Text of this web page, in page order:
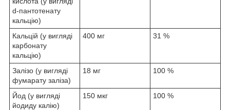
d-пантотенату
кальцію)
Кальцій (у вигляді
карбонату
кальцію)
400 мг 31 %
Залізо (у вигляді
фумарату заліза)
18 мг 100 %
Йод (у вигляді
йодиду калію)
150 мкг 100 %